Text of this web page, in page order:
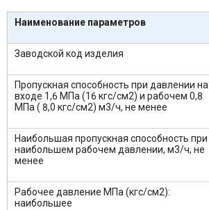
Наименование параметров
Заводской код изделия
Пропускная способность при давлении на
входе 1,6 МПа (16 кгс/см2) и рабочем 0,8
МПа ( 8,0 кгс/см2) м3/ч, не менее
Наибольшая пропускная способность при
наибольшем рабочем давлении, м3/ч, не
менее
Рабочее давление МПа (кгс/см2):
наибольшее